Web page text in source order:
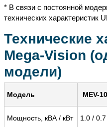
* В связи с постоянной
технических характеристик
Технические
Mega-Vision
модели)
Модель MEV-
Мощность, кВА / кВт 1.0 / 0.7